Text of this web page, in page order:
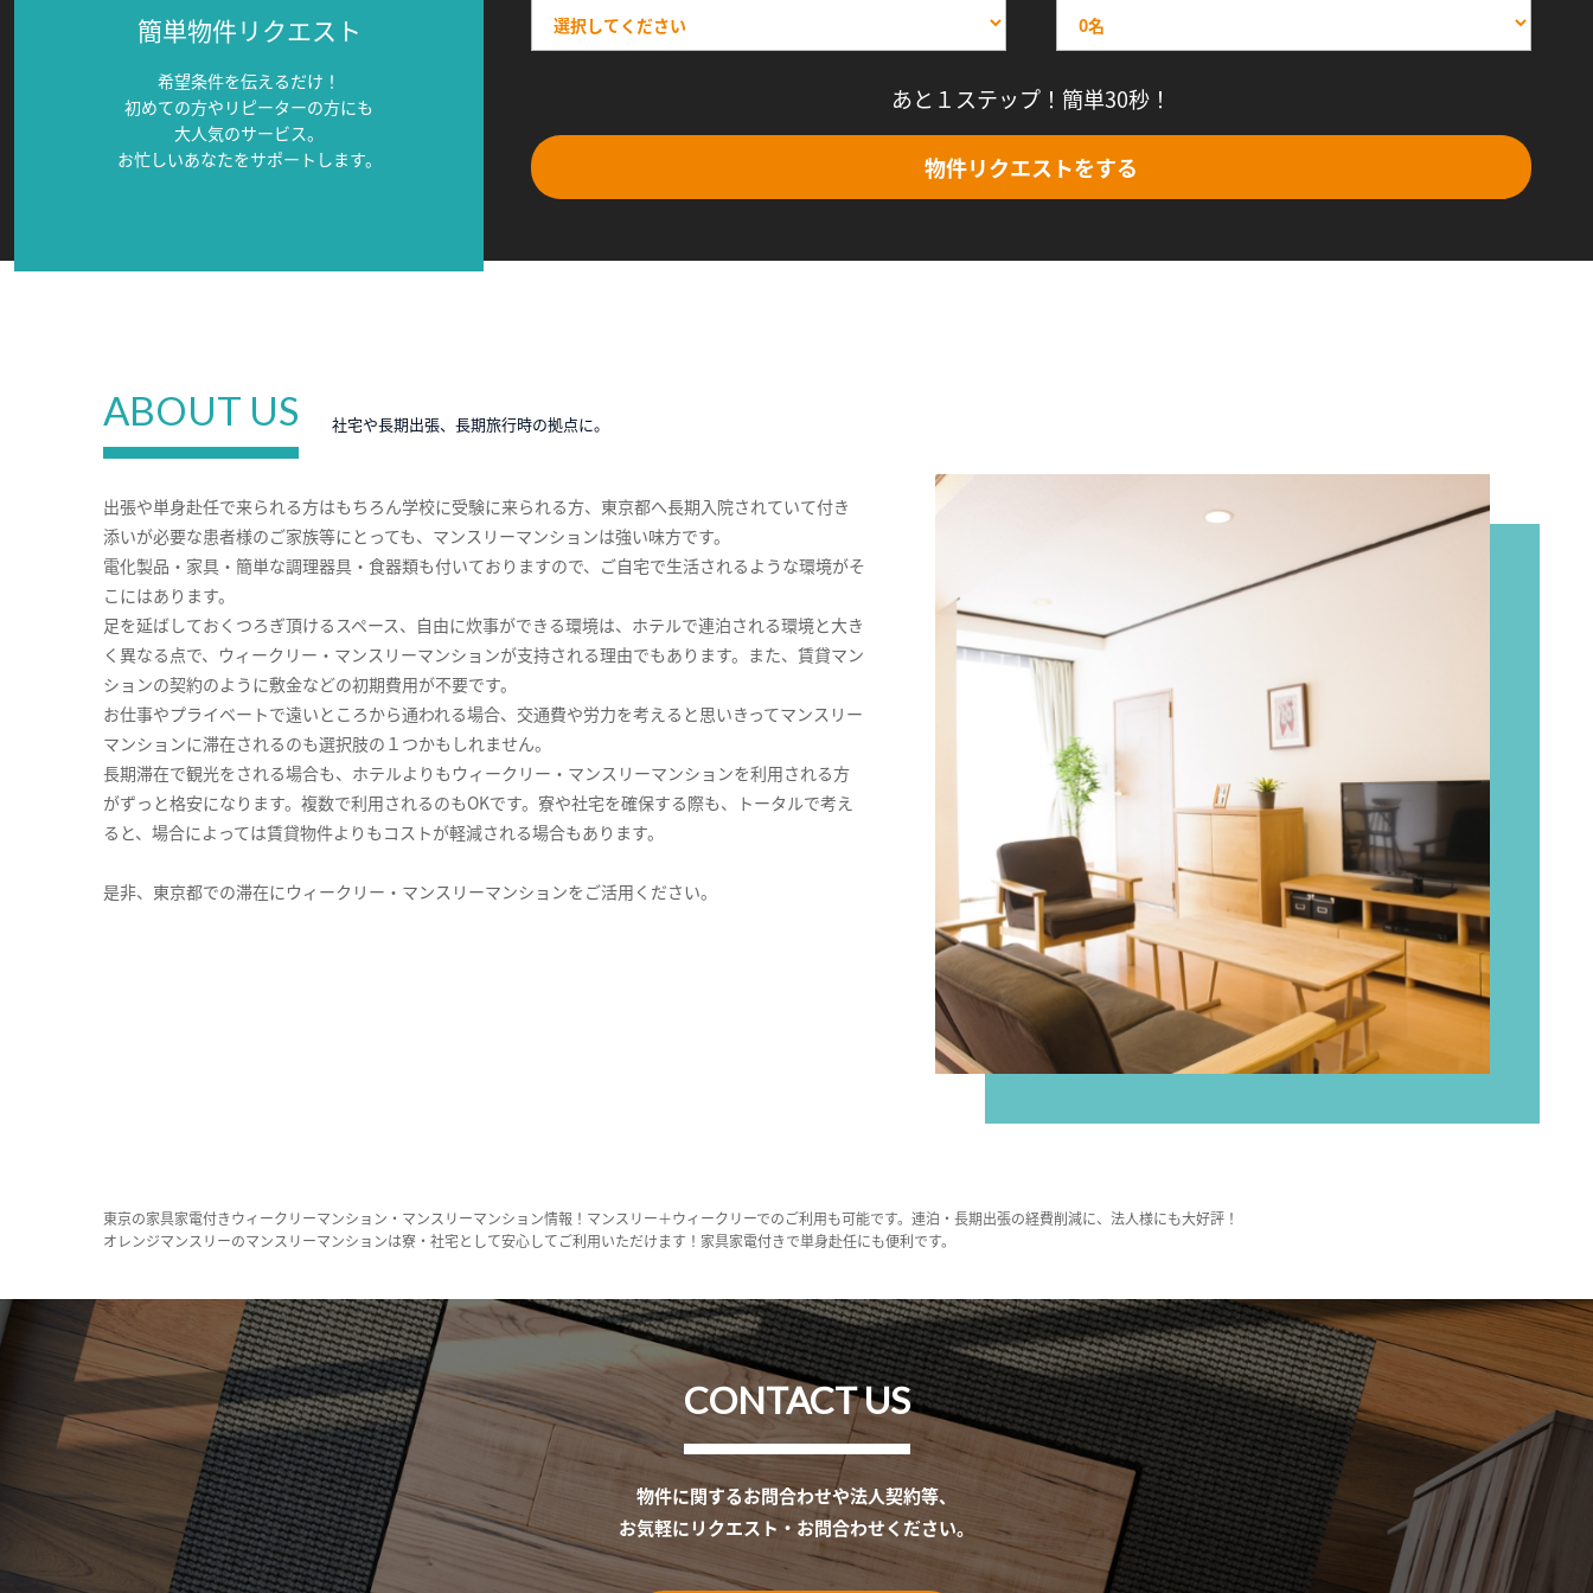
簡単物件リクエスト
希望条件を伝えるだけ！
初めての方やリピーターの方にも
大人気のサービス。
お忙しいあなたをサポートします。
あと１ステップ！簡単30秒！
物件リクエストをする
ABOUT US 社宅や長期出張、長期旅行時の拠点に。
出張や単身赴任で来られる方はもちろん学校に受験に来られる方、東京都へ長期入院されていて付き
添いが必要な患者様のご家族等にとっても、マンスリーマンションは強い味方です。
電化製品・家具・簡単な調理器具・食器類も付いておりますので、ご自宅で生活されるような環境がそ
こにはあります。
足を延ばしておくつろぎ頂けるスペース、自由に炊事ができる環境は、ホテルで連泊される環境と大き
く異なる点で、ウィークリー・マンスリーマンションが支持される理由でもあります。また、賃貸マン
ションの契約のように敷金などの初期費用が不要です。
お仕事やプライベートで遠いところから通われる場合、交通費や労力を考えると思いきってマンスリー
マンションに滞在されるのも選択肢の１つかもしれません。
長期滞在で観光をされる場合も、ホテルよりもウィークリー・マンスリーマンションを利用される方
がずっと格安になります。複数で利用されるのもOKです。寮や社宅を確保する際も、トータルで考え
ると、場合によっては賃貸物件よりもコストが軽減される場合もあります。
是非、東京都での滞在にウィークリー・マンスリーマンションをご活用ください。
東京の家具家電付きウィークリーマンション・マンスリーマンション情報！マンスリー＋ウィークリーでのご利用も可能です。連泊・長期出張の経費削減に、法人様にも大好評！
オレンジマンスリーのマンスリーマンションは寮・社宅として安心してご利用いただけます！家具家電付きで単身赴任にも便利です。
CONTACT US
物件に関するお問合わせや法人契約等、
お気軽にリクエスト・お問合わせください。